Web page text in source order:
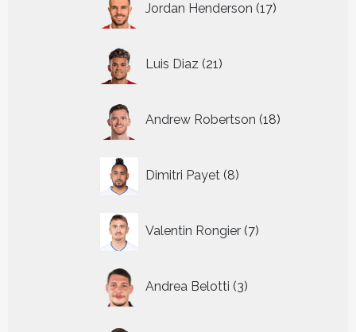
Jordan Henderson 17
producten
Luis Diaz 21
producten
Andrew Robertson 18
producten
Dimitri Payet 8
producten
Valentin Rongier 7
producten
Andrea Belotti 3
producten